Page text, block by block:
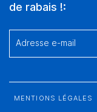
de rabais !:
Adresse e-mail
MENTIONS LÉGALES